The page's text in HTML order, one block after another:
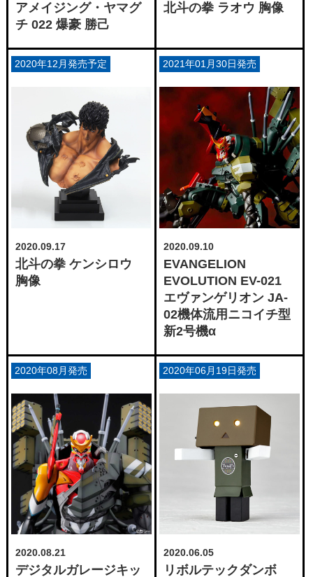
アメイジング・ヤマグ
チ 022 爆豪 勝己
北斗の拳 ラオウ 胸像
2020.09.17
北斗の拳 ケンシロウ
胸像
2020年12月発売予定
2020.09.10
EVANGELION
EVOLUTION EV-021
エヴァンゲリオン JA-
02機体流用ニコイチ型
新2号機α
2021年01月30日発売
2020.08.21
デジタルガレージキッ
2020年08月発売
2020.06.05
リボルテックダンボ
2020年06月19日発売